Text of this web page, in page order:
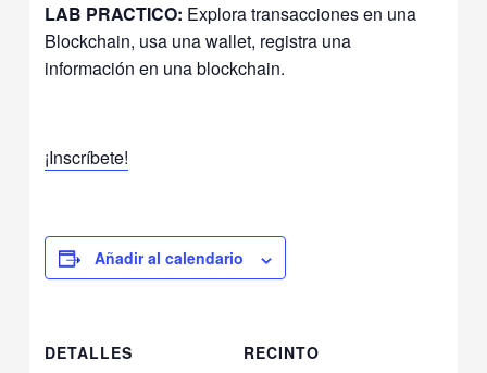
LAB PRACTICO: Explora transacciones en una
Blockchain, usa una wallet, registra una
información en una blockchain.
¡Inscríbete!
Añadir al calendario
DETALLES
RECINTO